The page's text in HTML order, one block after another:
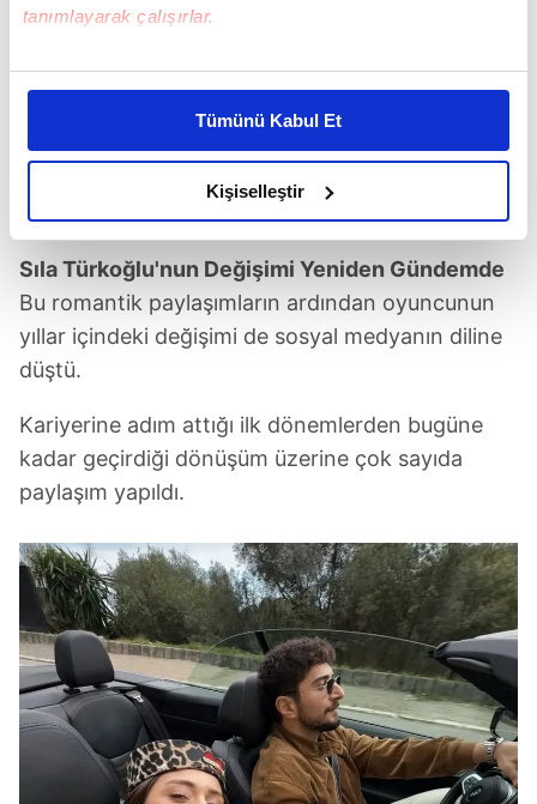
tanımlayarak çalışırlar.
Bu çerezlere izin vermeniz halinde sizlere özel
daha iyi reklam deneyimi yaşatabiliriz. Bunu yaparken
amacımızın size daha iyi bir reklam deneyimi sunmak
olduğunu ve sizlere en iyi içerikleri sunabilmek adına
elimizden gelen çabayı gösterdiğimizi ve bu noktada,
reklamların maliyetlerimizi karşılamak noktasında tek gelir
kalemimiz olduğunu sizlere hatırlatmak isteriz.
Her halükârda, kullanıcılar, bu çerezlere izin vermedikleri
takdirde, kullanıcılara hedefli reklamlar
Sizlere daha iyi bir hizmet sunabilmek için İnternet
Sitemizde kendimize ve üçüncü kişilere ait çerezler
kullanılmaktadır. Bu çerezler vasıtasıyla çeşitli kişisel
toplumu hizmetlerinin sunulması amacıyla
kullanılmaktadır. Diğer çerezler, sitemizin daha işlevsel
kılınması ve kişiselleştirilmesi ve sizlere yönelik
reklam/pazarlama faaliyetlerinin yapılması, amaçlarıyla
sınırlı olarak açık rızanız dahilinde kullanılacaktır.
Çerezlere ilişkin tercihlerinizi aşağıda yer alan panel
vasıtasıyla belirleyebilirsiniz. Çerezlere ilişkin detaylı bilgi
için Ayarlar butonuna tıklayabilir,Çerez Bilgilendirme
Tümünü Kabul Et
Kişiselleştir
(Kaynak: Sosyal Medya)
Sıla Türkoğlu'nun Değişimi Yeniden Gündemde
Bu romantik paylaşımların ardından oyuncunun
yıllar içindeki değişimi de sosyal medyanın diline
düştü.
Kariyerine adım attığı ilk dönemlerden bugüne
kadar geçirdiği dönüşüm üzerine çok sayıda
paylaşım yapıldı.